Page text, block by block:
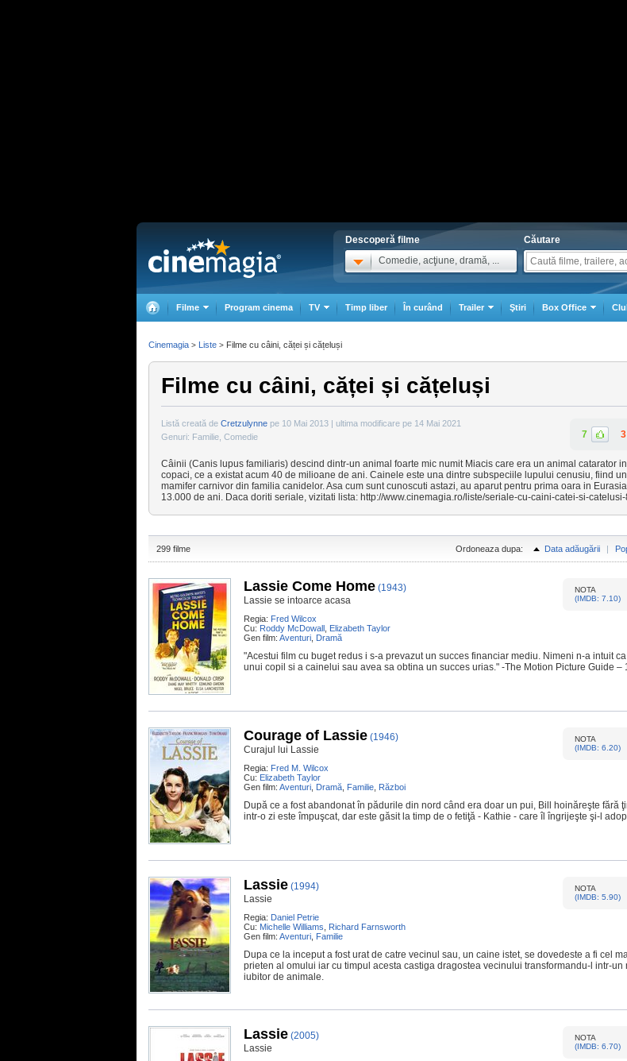
Descoperă filme
Comedie, acţiune, dramă, ...
Căutare
Filme Program cinema TV Timp liber În curând Trailer Ştiri Box Office
Filme cu câini, căței și cățeluși
7 3
Listă creată de Cretzulynne pe 10 Mai 2013 | ultima modificare pe 14 Mai 2021
Genuri: Familie, Comedie
Câinii (Canis lupus familiaris) descind dintr-un animal foarte mic numit Miacis care era un animal catarator in
copaci, ce a existat acum 40 de milioane de ani. Cainele este una dintre subspeciile lupului cenusiu, fiind un
mamifer carnivor din familia canidelor. Asa cum sunt cunoscuti astazi, au aparut pentru prima oara in
13.000 de ani. Daca doriti seriale, vizitati lista: http://www.cinemagia.ro/liste/seriale-cu-caini-catei-si-
299 filme Ordoneaza dupa: Data adăugării |
NOTA
(IMDB: 7.10)
Lassie Come Home (1943)
Lassie se intoarce acasa
Regia: Fred Wilcox
Cu: Roddy McDowall Elizabeth Taylor
Gen film: Aventuri Dramă
"Acestui film cu buget redus i s-a prevazut un succes financiar mediu. Nimeni n-a intuit
unui copil si a cainelui sau avea sa obtina un succes urias." -The Motion Picture Guide –
NOTA
(IMDB: 6.20)
Courage of Lassie (1946)
Curajul lui Lassie
Regia: Fred M. Wilcox
Cu: Elizabeth Taylor
Gen film: Aventuri Dramă Familie Război
După ce a fost abandonat în pădurile din nord când era doar un pui, Bill hoinăreşte fără
intr-o zi este împuşcat, dar este găsit la timp de o fetiţă - Kathie - care îl îngrijeşte şi-l
NOTA
(IMDB: 5.90)
Lassie (1994)
Lassie
Regia: Daniel Petrie
Cu: Michelle Williams
Richard Farnsworth
Gen film: Aventuri Familie
Dupa ce la inceput a fost urat de catre vecinul sau, un caine istet, se dovedeste a fi cel
prieten al omului iar cu timpul acesta castiga dragostea vecinului transformandu-l intr-un
iubitor de animale.
NOTA
(IMDB: 6.70)
Lassie (2005)
Lassie
Cinemagia > Liste > Filme cu câini, căței și cățeluși